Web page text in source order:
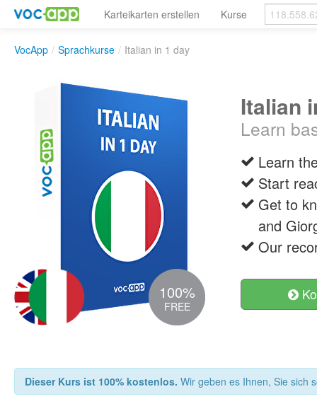
Karteikarten erstellen Kurse
VocApp / Sprachkurse / Italian in 1 day
100%
FREE
Italian
Learn
Learn
Start
Get to
and
Our
Dieser Kurs ist 100% kostenlos. Wir geben es Ihnen, Sie sich